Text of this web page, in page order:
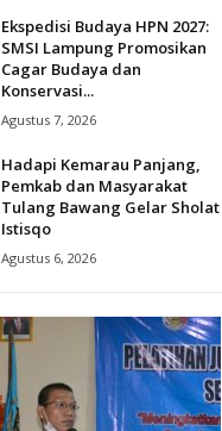
Ekspedisi Budaya HPN 2027:
SMSI Lampung Promosikan
Cagar Budaya dan
Konservasi...
Agustus 7, 2026
Hadapi Kemarau Panjang,
Pemkab dan Masyarakat
Tulang Bawang Gelar Sholat
Istisqo
Agustus 6, 2026